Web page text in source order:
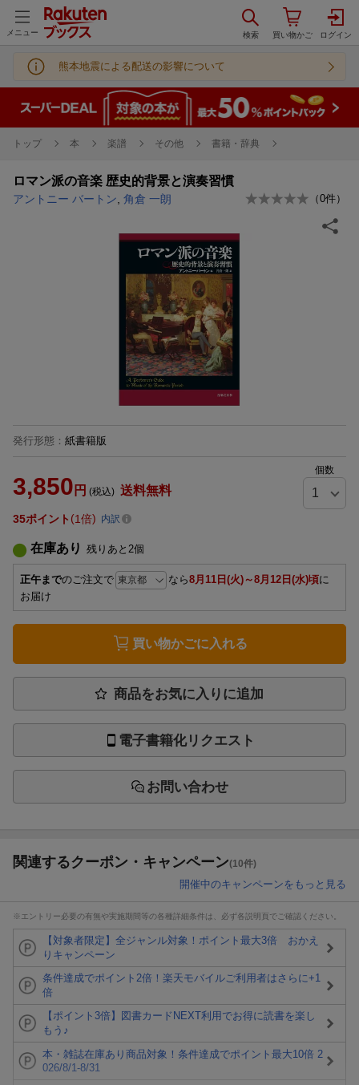
メニュー
熊本地震による配送の影響について
トップ 本 楽譜 その他 書籍・辞典
ロマン派の音楽 歴史的背景と演奏習慣
アントニー バートン 角倉 一朗 （0件）
発行形態 ： 紙書籍版
3,850 円 (税込) 送料無料
個数
35ポイント 1倍 内訳
在庫あり 残りあと 2個
正午までのご注文で なら8月11日(火)～8月12日(水)頃に
お届け
買い物かごに入れる
商品をお気に入りに追加
電子書籍化リクエスト
お問い合わせ
関連するクーポン・キャンペーン(10件)
開催中のキャンペーンをもっと見る
※エントリー必要の有無や実施期間等の各種詳細条件は、必ず各説明頁でご確認ください。
【対象者限定】全ジャンル対象！ポイント最大3倍 おかえ
りキャンペーン
条件達成でポイント2倍！楽天モバイルご利用者はさらに+1
倍
【ポイント3倍】図書カードNEXT利用でお得に読書を楽し
もう♪
本・雑誌在庫あり商品対象！条件達成でポイント最大10倍 2
026/8/1-8/31